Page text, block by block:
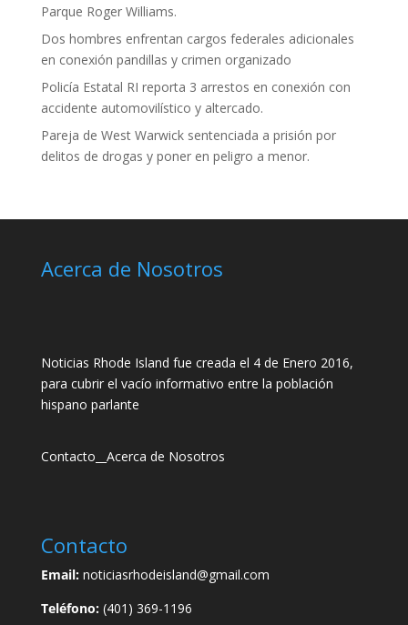
Parque Roger Williams.
Dos hombres enfrentan cargos federales adicionales
en conexión pandillas y crimen organizado
Policía Estatal RI reporta 3 arrestos en conexión con
accidente automovilístico y altercado.
Pareja de West Warwick sentenciada a prisión por
delitos de drogas y poner en peligro a menor.
Acerca de Nosotros
Noticias Rhode Island fue creada el 4 de Enero 2016,
para cubrir el vacío informativo entre la población
hispano parlante
Contacto Acerca de Nosotros
Contacto
Email:noticiasrhodeisland@gmail.com
Teléfono:(401) 369-1196